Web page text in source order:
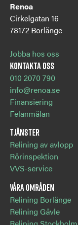
Renoa
Cirkelgatan 16
78172 Borlänge
Jobba hos oss
Kontakta oss
010 2070 790
info@renoa.se
Finansiering
Felanmälan
Tjänster
Relining av avlopp
Rörinspektion
VVS-service
Våra områden
Relining Borlänge
Relining Gävle